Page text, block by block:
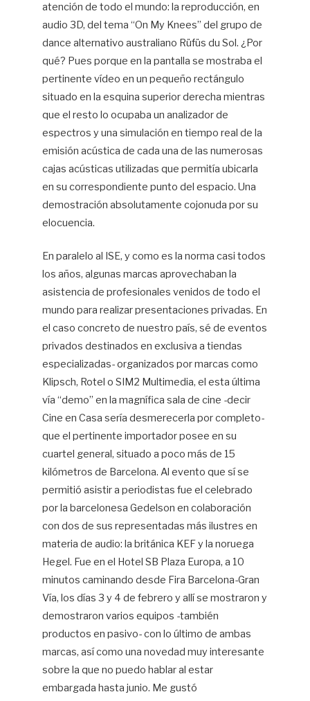
atención de todo el mundo: la reproducción, en
audio 3D, del tema “On My Knees” del grupo de
dance alternativo australiano Rüfüs du Sol. ¿Por
qué? Pues porque en la pantalla se mostraba el
pertinente vídeo en un pequeño rectángulo
situado en la esquina superior derecha mientras
que el resto lo ocupaba un analizador de
espectros y una simulación en tiempo real de la
emisión acústica de cada una de las numerosas
cajas acústicas utilizadas que permitía ubicarla
en su correspondiente punto del espacio. Una
demostración absolutamente cojonuda por su
elocuencia.
En paralelo al ISE, y como es la norma casi todos
los años, algunas marcas aprovechaban la
asistencia de profesionales venidos de todo el
mundo para realizar presentaciones privadas. En
el caso concreto de nuestro país, sé de eventos
privados destinados en exclusiva a tiendas
especializadas- organizados por marcas como
Klipsch, Rotel o SIM2 Multimedia, el esta última
vía “demo” en la magnífica sala de cine -decir
Cine en Casa sería desmerecerla por completo-
que el pertinente importador posee en su
cuartel general, situado a poco más de 15
kilómetros de Barcelona. Al evento que sí se
permitió asistir a periodistas fue el celebrado
por la barcelonesa Gedelson en colaboración
con dos de sus representadas más ilustres en
materia de audio: la británica KEF y la noruega
Hegel. Fue en el Hotel SB Plaza Europa, a 10
minutos caminando desde Fira Barcelona-Gran
Vía, los días 3 y 4 de febrero y allí se mostraron y
demostraron varios equipos -también
productos en pasivo- con lo último de ambas
marcas, así como una novedad muy interesante
sobre la que no puedo hablar al estar
embargada hasta junio. Me gustó